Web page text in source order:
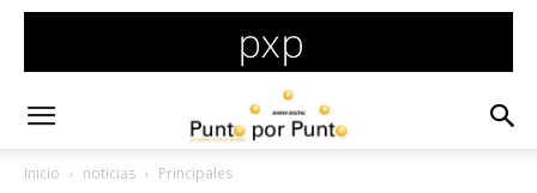
Inicio noticias Principales